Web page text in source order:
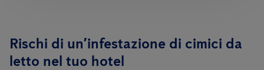
Rischi di un’infestazione di cimici da
letto nel tuo hotel